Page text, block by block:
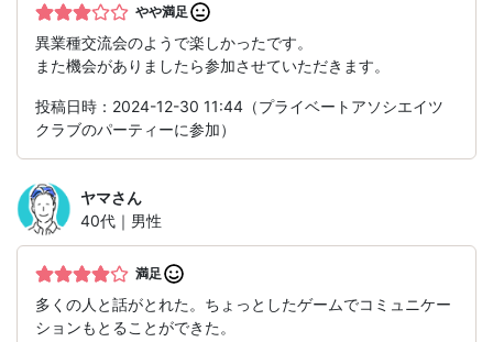
やや満足
異業種交流会のようで楽しかったです。
また機会がありましたら参加させていただきます。
投稿日時：2024-12-30 11:44（プライベートアソシエイツ
クラブのパーティーに参加）
ヤマさん
40代｜男性
満足
多くの人と話がとれた。ちょっとしたゲームでコミュニケー
ションもとることができた。